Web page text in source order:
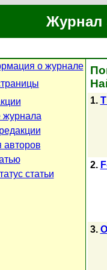
Журнал
о журнале
авторов
статьи
1.
2.
3.